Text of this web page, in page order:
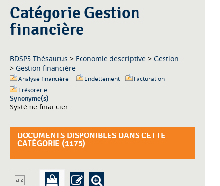
Catégorie Gestion
financière
BDSP5 Thésaurus > Economie descriptive > Gestion
> Gestion financière
Analyse financière Endettement
Facturation
Trésorerie
Synonyme(s)
Système financier
DOCUMENTS DISPONIBLES DANS CETTE
CATÉGORIE (1175)